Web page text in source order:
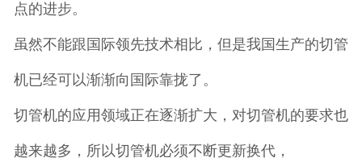
点的进步。
虽然不能跟国际领先技术相比，但是我国生产的切管
机已经可以渐渐向国际靠拢了。
切管机的应用领域正在逐渐扩大，对切管机的要求也
越来越多，所以切管机必须不断更新换代，